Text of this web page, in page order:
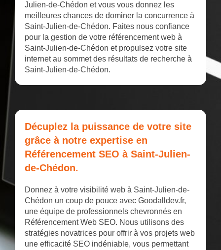
Julien-de-Chédon et vous vous donnez les
meilleures chances de dominer la concurrence à
Saint-Julien-de-Chédon. Faites nous confiance
pour la gestion de votre référencement web à
Saint-Julien-de-Chédon et propulsez votre site
internet au sommet des résultats de recherche à
Saint-Julien-de-Chédon.
Décuplez la puissance de votre site
grâce à notre expertise en
Référencement SEO à Saint-Julien-
de-Chédon.
Donnez à votre visibilité web à Saint-Julien-de-
Chédon un coup de pouce avec Goodalldev.fr,
une équipe de professionnels chevronnés en
Référencement Web SEO. Nous utilisons des
stratégies novatrices pour offrir à vos projets web
une efficacité SEO indéniable, vous permettant